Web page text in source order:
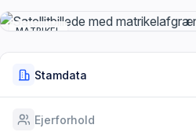
MATRIKEL
Stamdata
Ejerforhold